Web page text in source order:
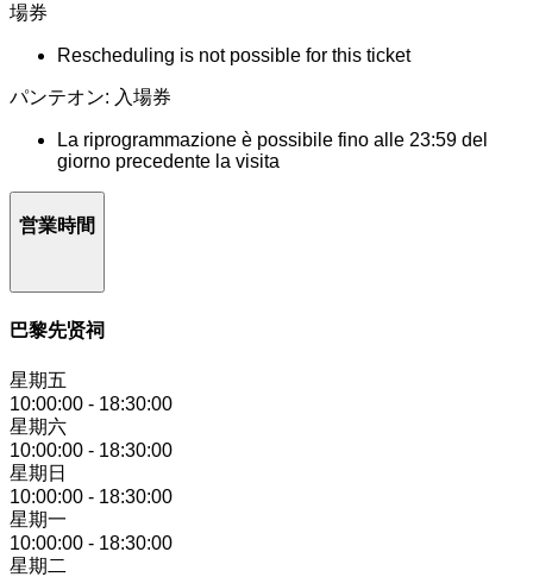
場券
Rescheduling is not possible for this ticket
パンテオン: 入場券
La riprogrammazione è possibile fino alle 23:59 del
giorno precedente la visita
営業時間
巴黎先贤祠
星期五
10:00:00 - 18:30:00
星期六
10:00:00 - 18:30:00
星期日
10:00:00 - 18:30:00
星期一
10:00:00 - 18:30:00
星期二